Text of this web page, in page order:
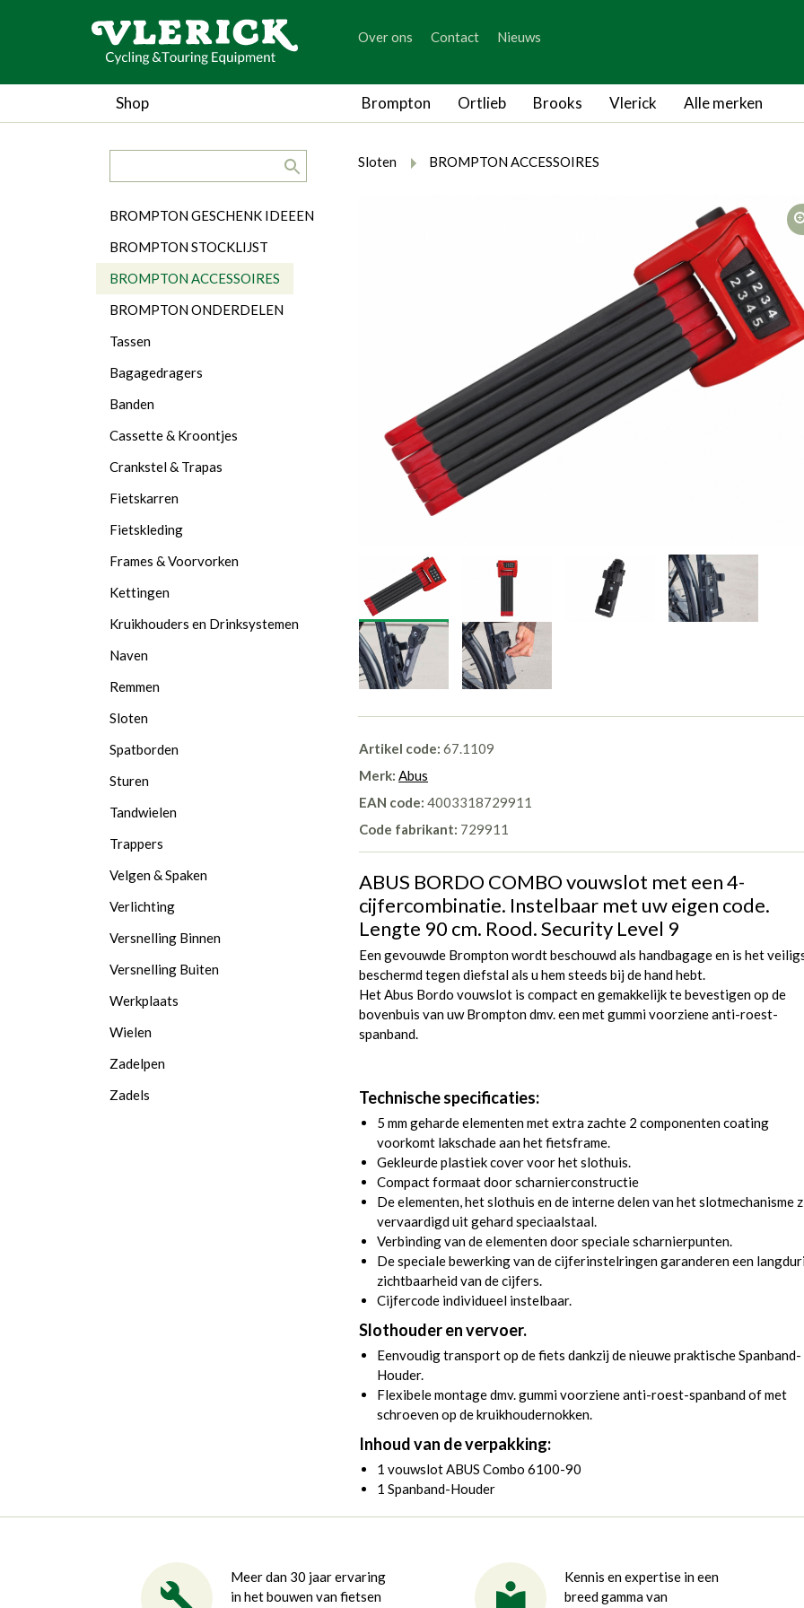
generic_skip_language
Over ons Contact Nieuws
Shop Brompton Ortlieb Brooks Vlerick Alle merken
breadcrumb.here
breadcrumb.from
Sloten breadcrumb.to
BROMPTON ACCESSOIRES
Artikel code: 67.1109
Merk: Abus
EAN code: 4003318729911
Code fabrikant: 729911
ABUS BORDO COMBO vouwslot met een 4-
cijfercombinatie. Instelbaar met uw eigen code.
Lengte 90 cm. Rood. Security Level 9
Een gevouwde Brompton wordt beschouwd als handbagage en is het
beschermd tegen diefstal als u hem steeds bij de hand hebt.
Het Abus Bordo vouwslot is compact en gemakkelijk te bevestigen op de
bovenbuis van uw Brompton dmv. een met gummi voorziene anti-roest-
spanband.
Technische specificaties:
5 mm geharde elementen met extra zachte 2 componenten coating
voorkomt lakschade aan het fietsframe.
Gekleurde plastiek cover voor het slothuis.
Compact formaat door scharnierconstructie
De elementen, het slothuis en de interne delen van het slotmechanisme
vervaardigd uit gehard speciaalstaal.
Verbinding van de elementen door speciale scharnierpunten.
De speciale bewerking van de cijferinstelringen garanderen een
zichtbaarheid van de cijfers.
Cijfercode individueel instelbaar.
Slothouder en vervoer.
Eenvoudig transport op de fiets dankzij de nieuwe praktische Spanband-
Houder.
Flexibele montage dmv. gummi voorziene anti-roest-spanband of met
schroeven op de kruikhoudernokken.
Inhoud van de verpakking:
1 vouwslot ABUS Combo 6100-90
1 Spanband-Houder
Categorieën
BROMPTON GESCHENK IDEEEN
BROMPTON STOCKLIJST
BROMPTON ACCESSOIRES
BROMPTON ONDERDELEN
Tassen
Bagagedragers
Banden
Cassette & Kroontjes
Crankstel & Trapas
Fietskarren
Fietskleding
Frames & Voorvorken
Kettingen
Kruikhouders en Drinksystemen
Naven
Remmen
Sloten
Spatborden
Sturen
Tandwielen
Trappers
Velgen & Spaken
Verlichting
Versnelling Binnen
Versnelling Buiten
Werkplaats
Wielen
Zadelpen
Zadels
Meer dan 30 jaar ervaring
in het bouwen van fietsen
Kennis en expertise in een
breed gamma van